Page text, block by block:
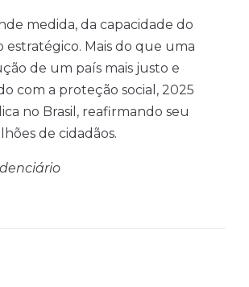
medida, da capacidade do
Mais do que uma
de um país mais justo e
com a proteção social, 2025
no Brasil, reafirmando seu
de cidadãos.